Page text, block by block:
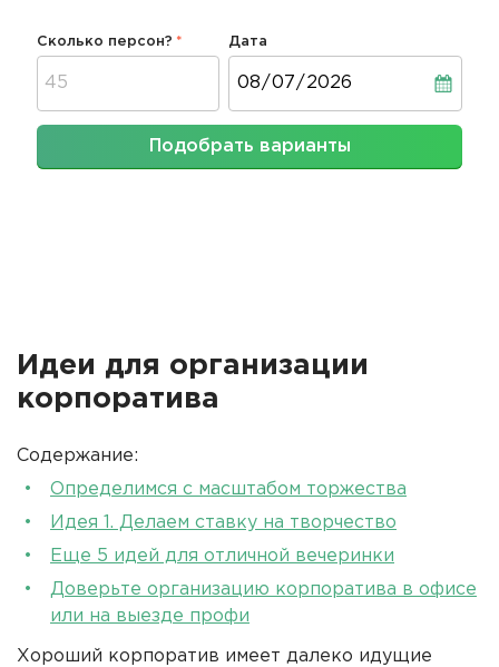
Сколько персон? Дата
Подобрать варианты
Идеи для организации
корпоратива
Содержание:
Определимся с масштабом торжества
Идея 1. Делаем ставку на творчество
Еще 5 идей для отличной вечеринки
Доверьте организацию корпоратива в офисе
или на выезде профи
Хороший корпоратив имеет далеко идущие